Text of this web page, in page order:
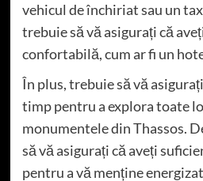
vehicul de închiriat sau un
trebuie să vă asigurați că
confortabilă, cum ar fi un
În plus, trebuie să vă
timp pentru a explora toate
monumentele din Thassos.
să vă asigurați că aveți
pentru a vă menține